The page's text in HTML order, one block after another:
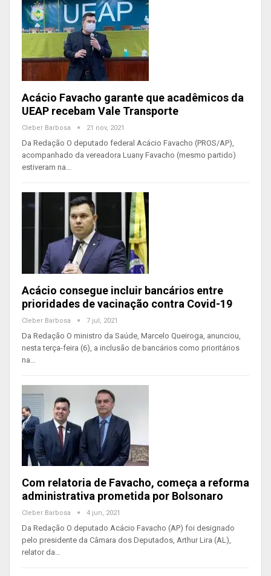
Acácio Favacho garante que acadêmicos da
UEAP recebam Vale Transporte
Cleber Barbosa 21 nov, 2021
Da Redação O deputado federal Acácio Favacho (PROS/AP),
acompanhado da vereadora Luany Favacho (mesmo partido)
estiveram na…
Acácio consegue incluir bancários entre
prioridades de vacinação contra Covid-19
Cleber Barbosa 7 jul, 2021
Da Redação O ministro da Saúde, Marcelo Queiroga, anunciou,
nesta terça-feira (6), a inclusão de bancários como prioritários
na…
Com relatoria de Favacho, começa a reforma
administrativa prometida por Bolsonaro
Cleber Barbosa 4 jun, 2021
Da Redação O deputado Acácio Favacho (AP) foi designado
pelo presidente da Câmara dos Deputados, Arthur Lira (AL),
relator da…